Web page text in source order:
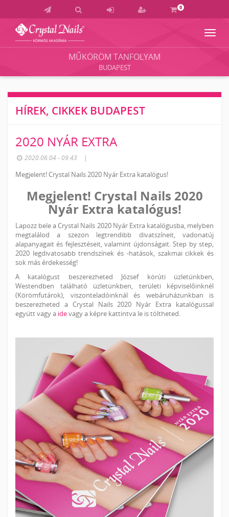
0
Crystal
Akadémia
Vizsgaközpont
MŰKÖRÖM TANFOLYAM
BUDAPEST
HÍREK, CIKKEK BUDAPEST
2020 NYÁR EXTRA
2020.06.04 - 09:43 |
Megjelent! Crystal Nails 2020 Nyár Extra katalógus!
Megjelent! Crystal Nails 2020
Nyár Extra katalógus!
Lapozz bele a Crystal Nails 2020 Nyár Extra katalógusba, melyben
megtalálod a szezon legtrendibb divatszíneit, vadonatúj
alapanyagait és fejlesztéseit, valamint újdonságait. Step by step,
2020 legdivatosabb trendszínek és -hatások, szakmai cikkek és
sok más érdekesség!
A katalógust beszerezheted József körúti üzletünkben,
Westendben található üzletünkben, területi képviselőinknél
(Körömfutárok), viszonteladóinknál és webáruházunkban is
beszerezheted a Crystal Nails2020 Nyár Extra katalógussal
együtt vagy a idevagy a képre kattintva le is töltheted.